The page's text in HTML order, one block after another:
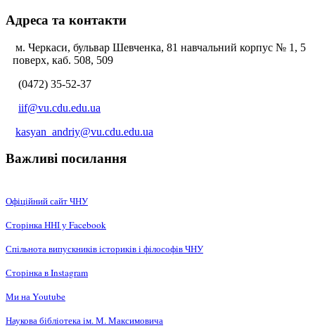
Адреса та контакти
м. Черкаси, бульвар Шевченка, 81 навчальний корпус № 1, 5
поверх, каб. 508, 509
(0472) 35-52-37
iif@vu.cdu.edu.ua
kasyan_andriy@vu.cdu.edu.ua
Важливі посилання
Офіційний сайт ЧНУ
Сторінка ННІ у Facebook
Спільнота випускників істориків і філософів ЧНУ
Сторінка в Instagram
Ми на Youtube
Наукова бібліотека ім. М. Максимовича